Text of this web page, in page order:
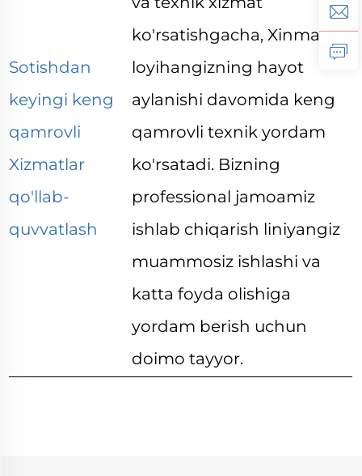
Sotishdan
keyingi keng
qamrovli
Xizmatlar
qo'llab-
quvvatlash
ko'rsatishgacha, Xinmao
loyihangizning hayot
aylanishi davomida keng
qamrovli texnik yordam
ko'rsatadi. Bizning
professional jamoamiz
ishlab chiqarish liniyangiz
muammosiz ishlashi va
katta foyda olishiga
yordam berish uchun
doimo tayyor.